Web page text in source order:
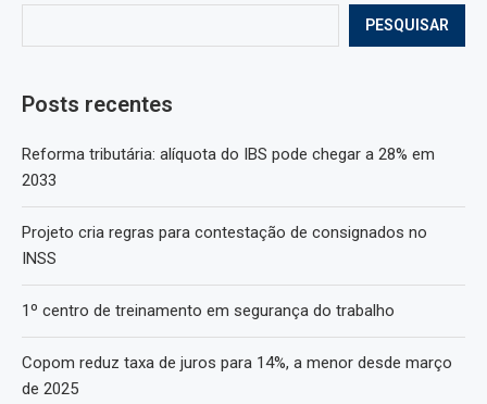
PESQUISAR
Posts recentes
Reforma tributária: alíquota do IBS pode chegar a 28% em
2033
Projeto cria regras para contestação de consignados no
INSS
1º centro de treinamento em segurança do trabalho
Copom reduz taxa de juros para 14%, a menor desde março
de 2025